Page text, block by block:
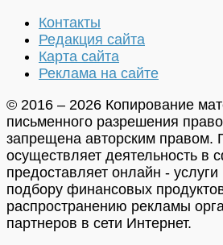
Контакты
Редакция сайта
Карта сайта
Реклама на сайте
© 2016 – 2026 Копирование
письменного разрешения
запрещена авторским правом.
осуществляет деятельность в
предоставляет онлайн -
подбору финансовых
распространению рекламы
партнеров в сети Интернет.